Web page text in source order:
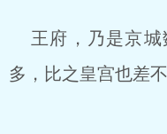
王府，乃是京城
多，比之皇宫也差不